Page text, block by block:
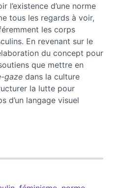
l’existence d’une norme
tous les regards à voir,
les corps
En revenant sur le
du concept pour
que mettre en
gaze dans la culture
la lutte pour
d’un langage visuel